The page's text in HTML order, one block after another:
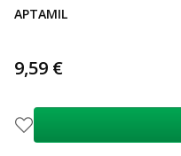
APTAMIL
9,59 €